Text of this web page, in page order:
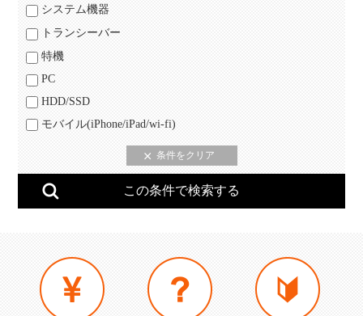
システム機器
トランシーバー
特機
PC
HDD/SSD
モバイル(iPhone/iPad/wi-fi)